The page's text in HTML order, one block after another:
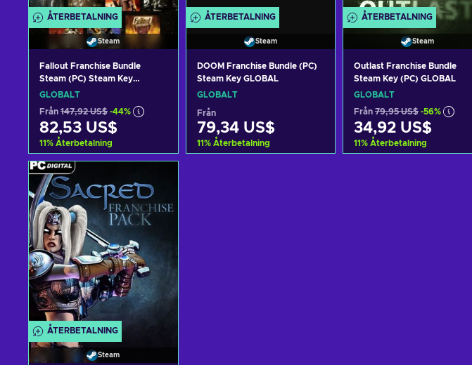
ÅTERBETALNING
Steam
Fallout Franchise Bundle
Steam (PC) Steam Key
GLOBAL
GLOBALT
Från 147,92 US$ -44%
82,53 US$
11% Återbetalning
Lägg till i varukorgen
View offers
ÅTERBETALNING
Steam
DOOM Franchise Bundle (PC)
Steam Key GLOBAL
GLOBALT
Från
79,34 US$
11% Återbetalning
ÅTERBETALNING
Steam
Outlast Franchise Bundle
Steam Key (PC) GLOBAL
GLOBALT
Från 79,95 US$ -56%
34,92 US$
11% Återbetalning
ÅTERBETALNING
Steam